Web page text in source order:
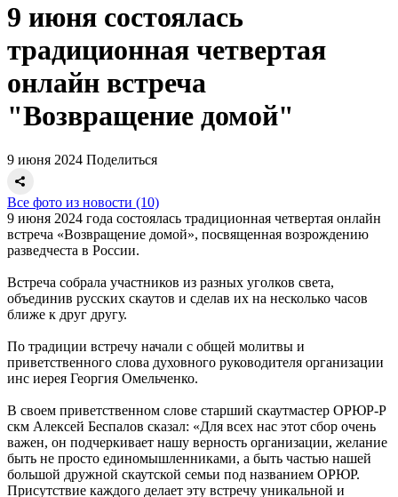
9 июня состоялась
традиционная четвертая
онлайн встреча
"Возвращение домой"
9 июня 2024 Поделиться
Все фото из новости (10)
9 июня 2024 года состоялась традиционная четвертая онлайн
встреча «Возвращение домой», посвященная возрождению
разведчеста в России.
Встреча собрала участников из разных уголков света,
объединив русских скаутов и сделав их на несколько часов
ближе к друг другу.
По традиции встречу начали с общей молитвы и
приветственного слова духовного руководителя организации
инс иерея Георгия Омельченко.
В своем приветственном слове старший скаутмастер ОРЮР-Р
скм Алексей Беспалов сказал: «Для всех нас этот сбор очень
важен, он подчеркивает нашу верность организации, желание
быть не просто единомышленниками, а быть частью нашей
большой дружной скаутской семьи под названием ОРЮР.
Присутствие каждого делает эту встречу уникальной и